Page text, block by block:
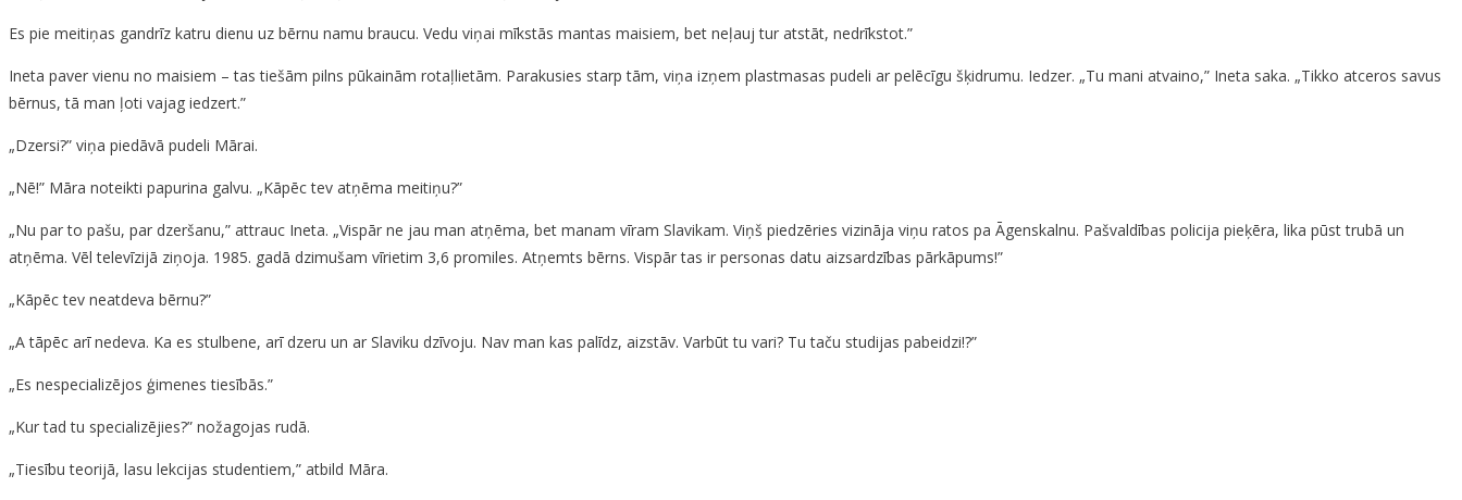
Es pie meitiņas gandrīz katru dienu uz bērnu namu braucu. Vedu viņai mīkstās mantas maisiem, bet neļauj tur atstāt, nedrīkstot.”
Ineta paver vienu no maisiem – tas tiešām pilns pūkainām rotaļlietām. Parakusies starp tām, viņa izņem plastmasas pudeli ar pelēcīgu šķidrumu. Iedzer. „Tu mani atvaino,” Ineta saka. „Tikko atceros savus
bērnus, tā man ļoti vajag iedzert.”
„Dzersi?” viņa piedāvā pudeli Mārai.
„Nē!” Māra noteikti papurina galvu. „Kāpēc tev atņēma meitiņu?”
„Nu par to pašu, par dzeršanu,” attrauc Ineta. „Vispār ne jau man atņēma, bet manam vīram Slavikam. Viņš piedzēries vizināja viņu ratos pa Āgenskalnu. Pašvaldības policija pieķēra, lika pūst trubā un
atņēma. Vēl televīzijā ziņoja. 1985. gadā dzimušam vīrietim 3,6 promiles. Atņemts bērns. Vispār tas ir personas datu aizsardzības pārkāpums!”
„Kāpēc tev neatdeva bērnu?”
„A tāpēc arī nedeva. Ka es stulbene, arī dzeru un ar Slaviku dzīvoju. Nav man kas palīdz, aizstāv. Varbūt tu vari? Tu taču studijas pabeidzi!?”
„Es nespecializējos ģimenes tiesībās.”
„Kur tad tu specializējies?” nožagojas rudā.
„Tiesību teorijā, lasu lekcijas studentiem,” atbild Māra.